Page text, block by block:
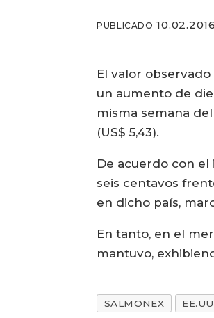
PUBLICADO
El valor observado
un aumento de
misma semana
(US$ 5,43).
De acuerdo con
seis centavos
en dicho país,
En tanto, en el
mantuvo,
SALMONEX